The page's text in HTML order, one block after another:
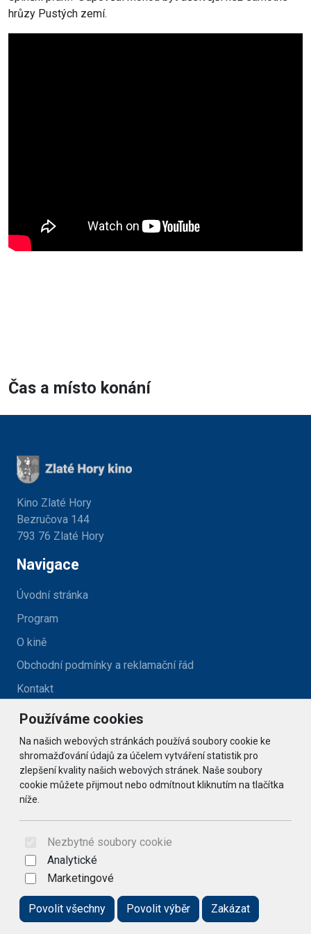
hrůzy Pustých zemí.
Čas a místo konání
Používáme cookies
Na našich webových stránkách používá soubory cookie ke
shromažďování údajů za účelem vytváření statistik pro
zlepšení kvality našich webových stránek. Naše soubory
cookie můžete přijmout nebo odmítnout kliknutím na tlačítka
níže.
Nezbytné soubory cookie
Analytické
Marketingové
Povolit všechny Povolit výběr Zakázat
Kino Zlaté Hory
Bezručova 144
793 76 Zlaté Hory
Navigace
Úvodní stránka
Program
O kině
Obchodní podmínky a reklamační řád
Kontakt
Kontakt
kino@zlatehory.cz
Social
© 2026 Arrabella s.r.o., mayabella s.r.o., Všechna práva
Hosting: - Web: